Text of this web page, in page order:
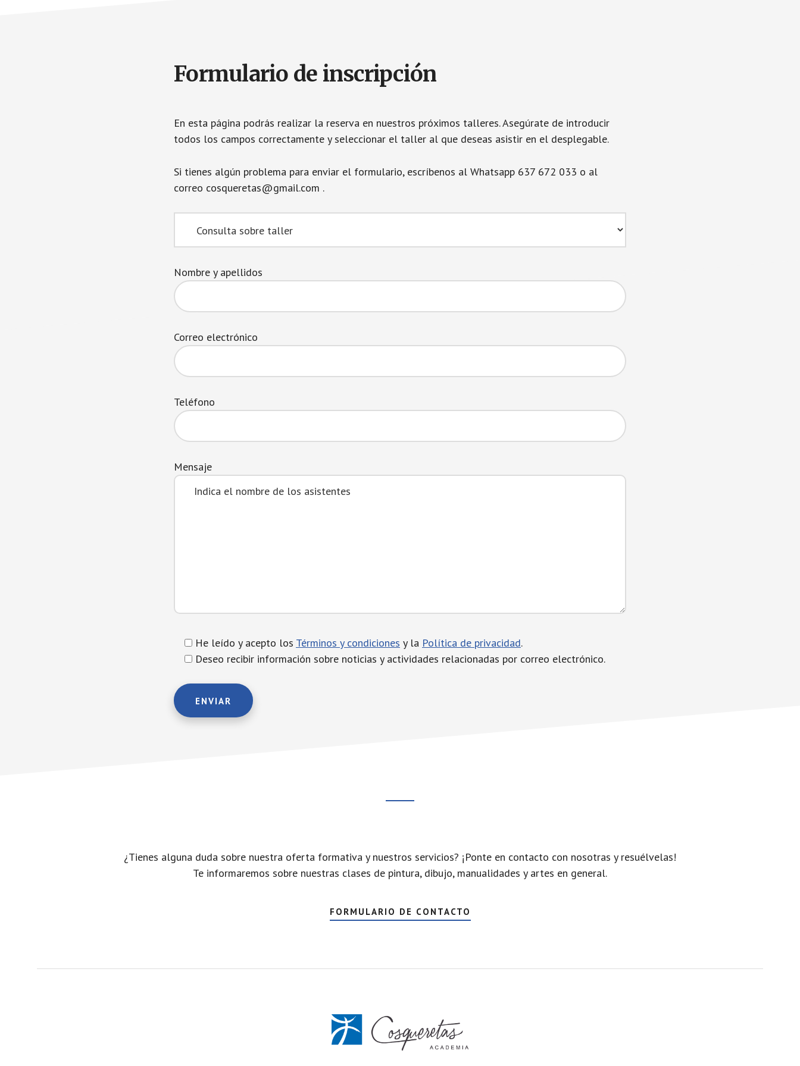
Formulario de inscripción
En esta página podrás realizar la reserva en nuestros próximos talleres. Asegúrate de introducir
todos los campos correctamente y seleccionar el taller al que deseas asistir en el desplegable.
Si tienes algún problema para enviar el formulario, escríbenos al Whatsapp 637 672 033 o al
correo cosqueretas@gmail.com .
Nombre y apellidos
Correo electrónico
Teléfono
Mensaje
He leído y acepto los Términos y condiciones y la Política de privacidad.
Deseo recibir información sobre noticias y actividades relacionadas por correo electrónico.
¿Tienes alguna duda sobre nuestra oferta formativa y nuestros servicios? ¡Ponte en contacto con nosotras y resuélvelas!
Te informaremos sobre nuestras clases de pintura, dibujo, manualidades y artes en general.
FORMULARIO DE CONTACTO